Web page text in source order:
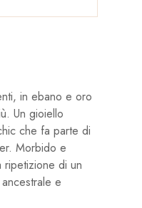
in ebano e oro
Un gioiello
che fa parte di
Morbido e
ripetizione di un
e